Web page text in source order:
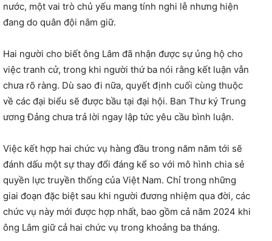
nước, một vai trò chủ yếu mang tính nghi lễ nhưng hiện
đang do quân đội nắm giữ.
Hai người cho biết ông Lâm đã nhận được sự ủng hộ cho
việc tranh cử, trong khi người thứ ba nói rằng kết luận vẫn
chưa rõ ràng. Dù sao đi nữa, quyết định cuối cùng thuộc
về các đại biểu sẽ được bầu tại đại hội. Ban Thư ký Trung
ương Đảng chưa trả lời ngay lập tức yêu cầu bình luận.
Việc kết hợp hai chức vụ hàng đầu trong năm năm tới sẽ
đánh dấu một sự thay đổi đáng kể so với mô hình chia sẻ
quyền lực truyền thống của Việt Nam. Chỉ trong những
giai đoạn đặc biệt sau khi người đương nhiệm qua đời, các
chức vụ này mới được hợp nhất, bao gồm cả năm 2024 khi
ông Lâm giữ cả hai chức vụ trong khoảng ba tháng.